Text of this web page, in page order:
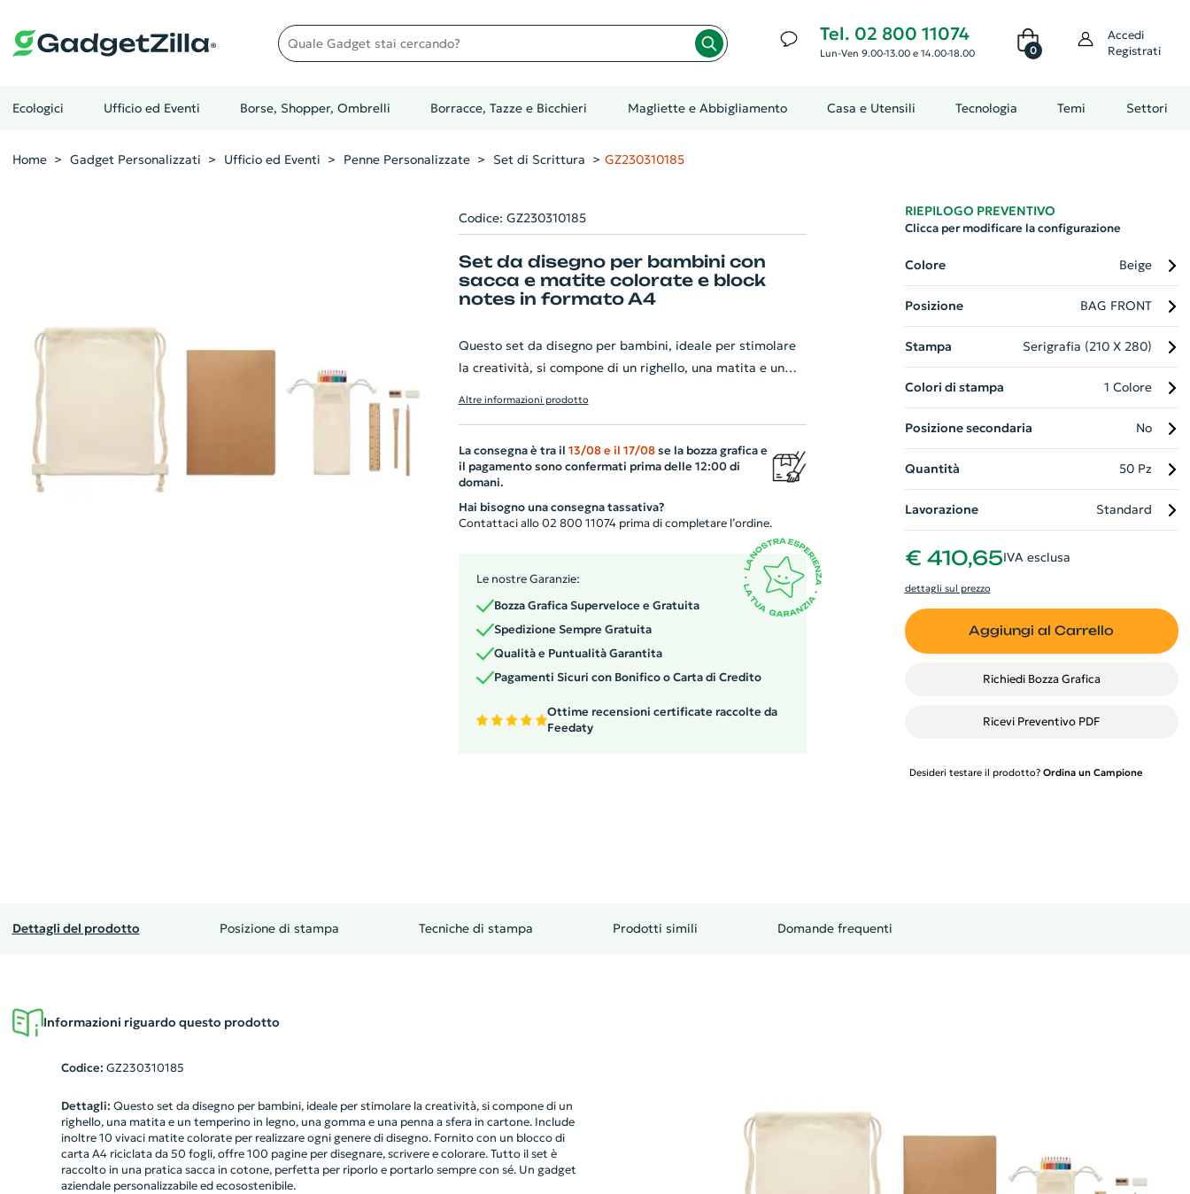
Quale gadget stai cercando? Tel. 02 800 11074
Lun-Ven 9.00-13.00 e 14.00-18.00 0
Accedi
Registrati
Ecologici Ufficio ed Eventi Borse, Shopper, Ombrelli Borracce, Tazze e Bicchieri Magliette e Abbigliamento Casa e Utensili Tecnologia Temi Settori
Home Gadget Personalizzati Ufficio ed Eventi Penne Personalizzate Set di Scrittura GZ230310185
Codice: GZ230310185
Set da disegno per bambini con
sacca e matite colorate e block
notes in formato A4
Questo set da disegno per bambini, ideale per stimolare
la creatività, si compone di un righello, una matita e un
carta A4 riciclata da 50 fogli, offre 100 pagine per
disegnare, scrivere e colorare. Tutto il set è raccolto in una
pratica sacca in cotone, perfetta per riporlo e portarlo
sempre con sé. Un gadget aziendale personalizzabile ed
Altre informazioni prodotto
La consegna è tra il 13/08 e il 17/08se la bozza grafica e
il pagamento sono confermati prima delle 12:00 di
domani.
Hai bisogno una consegna tassativa?
Contattaci allo 02 800 11074 prima di completare l’ordine.
Le nostre Garanzie:
Bozza Grafica Superveloce e Gratuita
Spedizione Sempre Gratuita
Qualità e Puntualità Garantita
Pagamenti Sicuri con Bonifico o Carta di Credito
Ottime recensioni certificate raccolte da
Feedaty
RIEPILOGO PREVENTIVO
Clicca per modificare la configurazione
Colore Beige
Posizione BAG FRONT
Stampa Serigrafia (210 X 280)
Colori di stampa 1 Colore
Posizione secondaria No
Quantità 50 Pz
Lavorazione Standard
€ 410,65IVA esclusa
dettagli sul prezzo
Aggiungi al Carrello
Richiedi Bozza Grafica
Ricevi Preventivo PDF
Desideri testare il prodotto? Ordina un Campione
Dettagli del prodotto Posizione di stampa Tecniche di stampa Prodotti simili Domande frequenti
Informazioni riguardo questo prodotto
Codice: GZ230310185
Dettagli: Questo set da disegno per bambini, ideale per stimolare la creatività, si compone di un
righello, una matita e un temperino in legno, una gomma e una penna a sfera in cartone. Include
inoltre 10 vivaci matite colorate per realizzare ogni genere di disegno. Fornito con un blocco di
carta A4 riciclata da 50 fogli, offre 100 pagine per disegnare, scrivere e colorare. Tutto il set è
raccolto in una pratica sacca in cotone, perfetta per riporlo e portarlo sempre con sé. Un gadget
aziendale personalizzabile ed ecosostenibile.